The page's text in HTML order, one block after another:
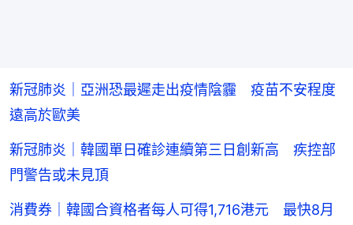
新冠肺炎｜亞洲恐最遲走出疫情陰霾 疫苗不安程度
遠高於歐美
新冠肺炎｜韓國單日確診連續第三日創新高 疾控部
門警告或未見頂
消費券｜韓國合資格者每人可得1,716港元 最快8月